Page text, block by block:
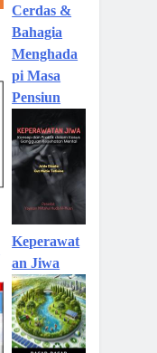
Cerdas &
Bahagia
Menghada
pi Masa
Pensiun
Keperawat
an Jiwa